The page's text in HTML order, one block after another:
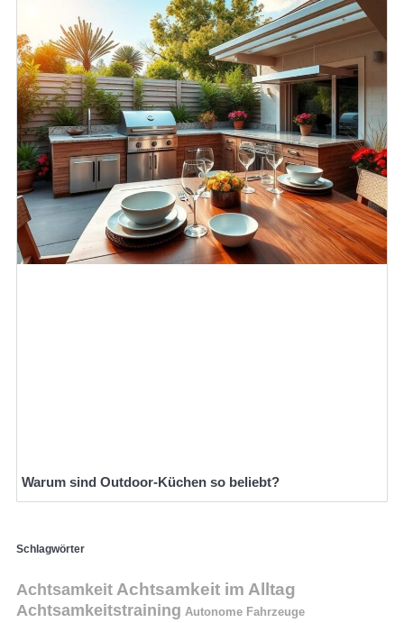
Warum sind Outdoor-Küchen so beliebt?
Schlagwörter
Achtsamkeit Achtsamkeit im Alltag
Achtsamkeitstraining Autonome Fahrzeuge